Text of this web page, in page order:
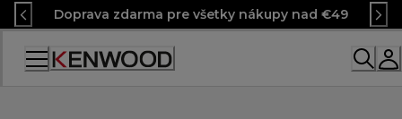
Skip
to
Content
Doprava zdarma pre všetky nákupy nad €49